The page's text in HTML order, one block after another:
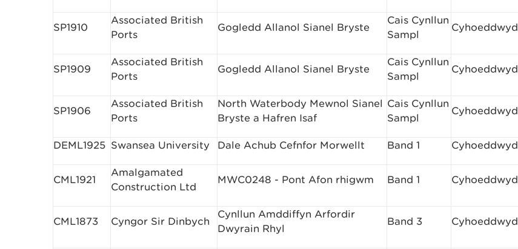
SP1910
Associated British
Ports
Gogledd Allanol Sianel Bryste
Cais Cynllun
Sampl
Cyhoeddwyd
SP1909
Associated British
Ports
Gogledd Allanol Sianel Bryste
Cais Cynllun
Sampl
Cyhoeddwyd
SP1906
Associated British
Ports
North Waterbody Mewnol Sianel
Bryste a Hafren Isaf
Cais Cynllun
Sampl
Cyhoeddwyd
DEML1925 Swansea University Dale Achub Cefnfor Morwellt Band 1 Cyhoeddwyd
CML1921
Amalgamated
Construction Ltd
MWC0248 - Pont Afon rhigwm Band 1 Cyhoeddwyd
CML1873 Cyngor Sir Dinbych
Cynllun Amddiffyn Arfordir
Dwyrain Rhyl
Band 3 Cyhoeddwyd